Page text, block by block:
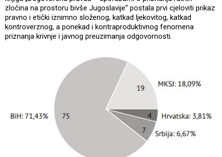
zločina na prostoru bivše Jugoslavije“ postala prvi cjeloviti prikaz
pravno i etički iznimno složenog, katkad ljekovitog, katkad
kontroverznog, a ponekad i kontraproduktivnog fenomena
priznanja krivnje i javnog preuzimanja odgovornosti.